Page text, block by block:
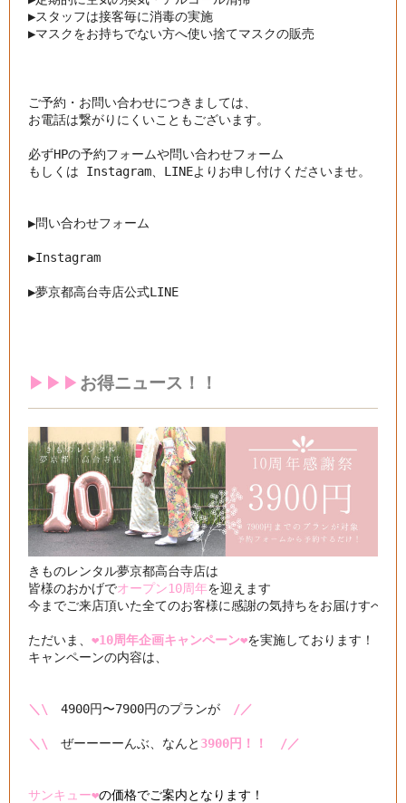
▶︎スタッフは接客毎に消毒の実施
▶︎マスクをお持ちでない方へ使い捨てマスクの販売
ご予約・お問い合わせにつきましては、
お電話は繋がりにくいこともございます。
必ずHPの予約フォームや問い合わせフォーム
もしくは Instagram、LINEよりお申し付けくださいませ。
▶︎問い合わせフォーム
▶︎Instagram
▶︎夢京都高台寺店公式LINE
▶︎▶︎▶︎ お得ニュース！！
きものレンタル夢京都高台寺店は
皆様のおかげでオープン10周年を迎えます
今までご来店頂いた全てのお客様に感謝の気持ちをお届けすべく
ただいま、 ❤️10周年企画キャンペーン❤️を実施しております！
キャンペーンの内容は、
＼\ 4900円〜7900円のプランが /／
＼\ ぜーーーーんぶ、なんと 3900円！！　/／
サンキュー❤️の価格でご案内となります！